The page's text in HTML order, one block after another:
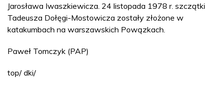
Jarosława Iwaszkiewicza. 24 listopada 1978 r. szczątki
Tadeusza Dołęgi-Mostowicza zostały złożone w
katakumbach na warszawskich Powązkach.
Paweł Tomczyk (PAP)
top/ dki/